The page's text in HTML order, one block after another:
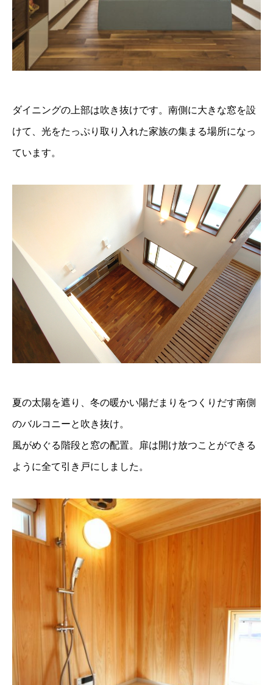
ダイニングの上部は吹き抜けです。南側に大きな窓を設
けて、光をたっぷり取り入れた家族の集まる場所になっ
ています。
夏の太陽を遮り、冬の暖かい陽だまりをつくりだす南側
のバルコニーと吹き抜け。
風がめぐる階段と窓の配置。扉は開け放つことができる
ように全て引き戸にしました。